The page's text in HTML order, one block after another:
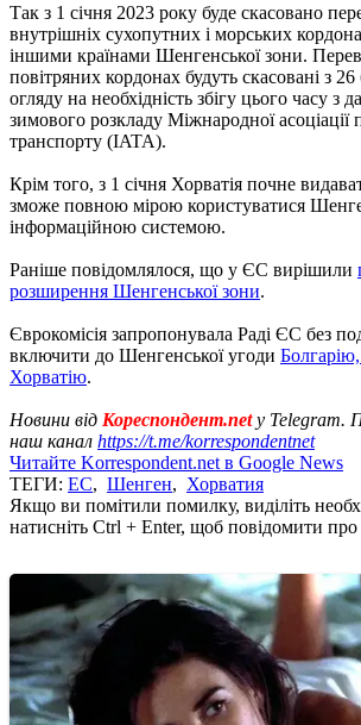
Так з 1 січня 2023 року буде скасовано
внутрішніх сухопутних і морських
іншими країнами Шенгенської зони.
повітряних кордонах будуть скасовані з
огляду на необхідність збігу цього часу з
зимового розкладу Міжнародної асоціації
транспорту (IATA).
Крім того, з 1 січня Хорватія почне
зможе повною мірою користуватися
інформаційною системою.
Раніше повідомлялося, що у ЄС вирішили
розширення Шенгенської зони.
Єврокомісія запропонувала Раді ЄС без
включити до Шенгенської угоди
Хорватію.
Новини від Кореспондент.netу Telegram.
наш канал https://t.me/korrespondentnet
Читайте Korrespondent.net в Google News
ТЕГИ: ЕС, Шенген, Хорватия
Якщо ви помітили помилку, виділіть
натисніть Ctrl + Enter, щоб повідомити